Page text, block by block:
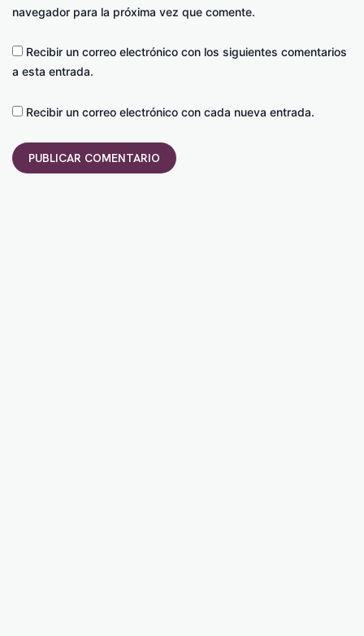
navegador para la próxima vez que comente.
Recibir un correo electrónico con los siguientes comentarios
a esta entrada.
Recibir un correo electrónico con cada nueva entrada.